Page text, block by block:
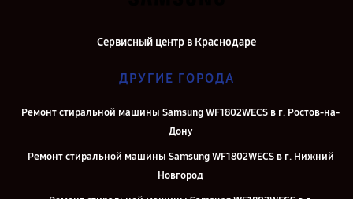
Сервисный центр в Краснодаре
ДРУГИЕ ГОРОДА
Ремонт стиральной машины Samsung WF1802WECS в г. Ростов-на-
Дону
Ремонт стиральной машины Samsung WF1802WECS в г. Нижний
Новгород